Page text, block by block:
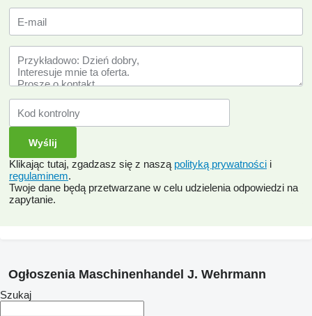
Klikając tutaj, zgadzasz się z naszą polityką prywatności i
regulaminem.
Twoje dane będą przetwarzane w celu udzielenia odpowiedzi na
zapytanie.
Ogłoszenia Maschinenhandel J. Wehrmann
Szukaj